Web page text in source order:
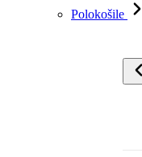
Polokošile